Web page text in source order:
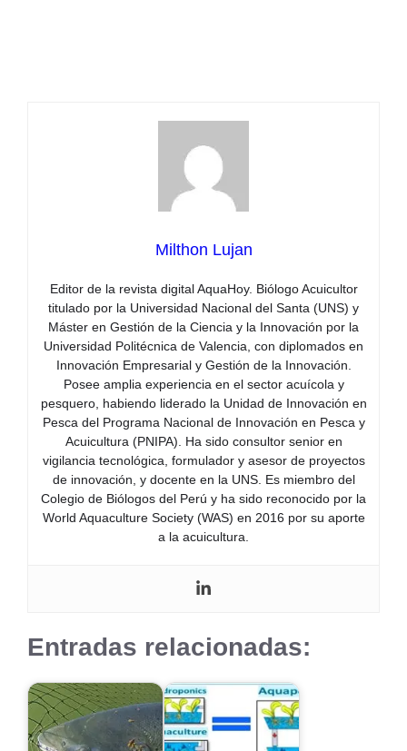
Milthon Lujan
Editor de la revista digital AquaHoy. Biólogo Acuicultor
titulado por la Universidad Nacional del Santa (UNS) y
Máster en Gestión de la Ciencia y la Innovación por la
Universidad Politécnica de Valencia, con diplomados en
Innovación Empresarial y Gestión de la Innovación.
Posee amplia experiencia en el sector acuícola y
pesquero, habiendo liderado la Unidad de Innovación en
Pesca del Programa Nacional de Innovación en Pesca y
Acuicultura (PNIPA). Ha sido consultor senior en
vigilancia tecnológica, formulador y asesor de proyectos
de innovación, y docente en la UNS. Es miembro del
Colegio de Biólogos del Perú y ha sido reconocido por la
World Aquaculture Society (WAS) en 2016 por su aporte
a la acuicultura.
Entradas relacionadas: